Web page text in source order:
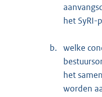
het SyRI-
b. welke
het
worden